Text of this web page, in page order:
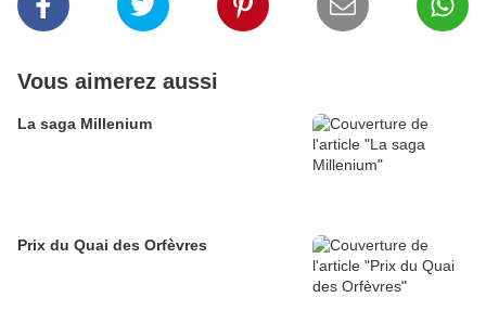
Vous aimerez aussi
La saga Millenium
Prix du Quai des Orfèvres